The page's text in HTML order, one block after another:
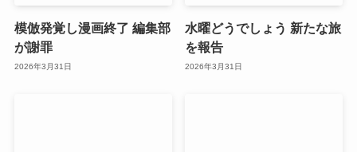
模倣発覚し漫画終了 編集部
が謝罪
2026年3月31日
水曜どうでしょう 新たな旅
を報告
2026年3月31日